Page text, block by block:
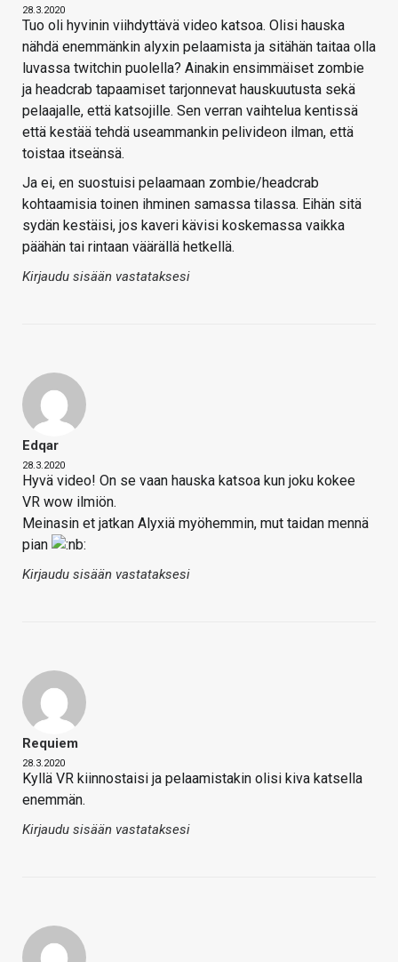
28.3.2020
Tuo oli hyvinin viihdyttävä video katsoa. Olisi hauska
nähdä enemmänkin alyxin pelaamista ja sitähän taitaa olla
luvassa twitchin puolella? Ainakin ensimmäiset zombie
ja headcrab tapaamiset tarjonnevat hauskuutusta sekä
pelaajalle, että katsojille. Sen verran vaihtelua kentissä
että kestää tehdä useammankin pelivideon ilman, että
toistaa itseänsä.
Ja ei, en suostuisi pelaamaan zombie/headcrab
kohtaamisia toinen ihminen samassa tilassa. Eihän sitä
sydän kestäisi, jos kaveri kävisi koskemassa vaikka
päähän tai rintaan väärällä hetkellä.
Kirjaudu sisään vastataksesi
Edqar
28.3.2020
Hyvä video! On se vaan hauska katsoa kun joku kokee
VR wow ilmiön.
Meinasin et jatkan Alyxiä myöhemmin, mut taidan mennä
pian
Kirjaudu sisään vastataksesi
Requiem
28.3.2020
Kyllä VR kiinnostaisi ja pelaamistakin olisi kiva katsella
enemmän.
Kirjaudu sisään vastataksesi